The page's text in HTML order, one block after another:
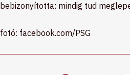
bebizonyította: mindig tud
fotó: facebook.com/PSG